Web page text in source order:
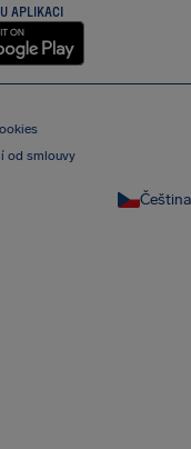
APLIKACI
od smlouvy
Čeština